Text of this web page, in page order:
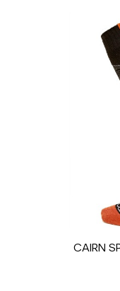
für den Planeten (in
CAIRN